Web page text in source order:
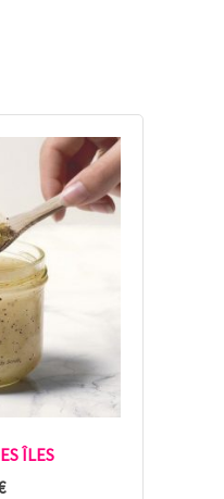
ÎLES